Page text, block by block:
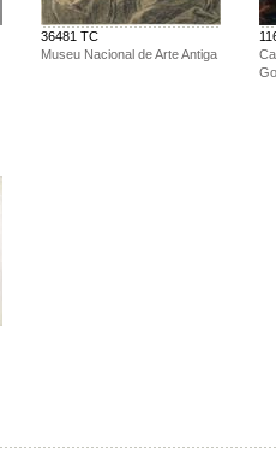
36481 TC
Museu Nacional de Arte Antiga